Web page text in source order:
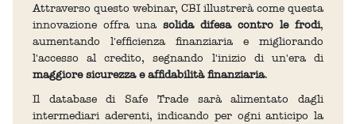
Attraverso questo webinar, CBI illustrerà come questa
innovazione offra una solida difesa contro le frodi,
aumentando l'efficienza finanziaria e migliorando
l'accesso al credito, segnando l'inizio di un'era di
maggiore sicurezza e affidabilità finanziaria.
Il database di Safe Trade sarà alimentato dagli
intermediari aderenti, indicando per ogni anticipo la